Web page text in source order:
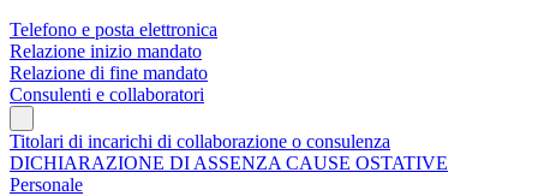
Telefono e posta elettronica
Relazione inizio mandato
Relazione di fine mandato
Consulenti e collaboratori
Titolari di incarichi di collaborazione o consulenza
DICHIARAZIONE DI ASSENZA CAUSE OSTATIVE
Personale